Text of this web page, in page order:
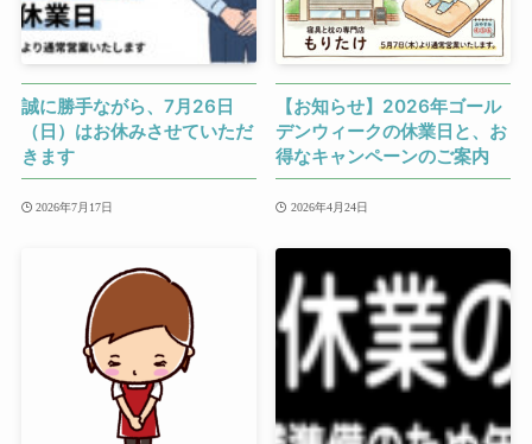
誠に勝手ながら、7月26日
（日）はお休みさせていただ
きます
2026年7月17日
【お知らせ】2026年ゴール
デンウィークの休業日と、お
得なキャンペーンのご案内
2026年4月24日